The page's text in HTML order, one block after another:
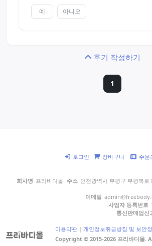
예 아니오
후기 작성하기
1
로그인 장바구니 주문
이용약관 | 개인정보취급방침 및 보안
Copyright © 2015-2026 프리바디몰.
회사명 프리바디몰 주소 인천광역시 부평구 부평북로
이메일
사업자 등록번호
통신판매업신